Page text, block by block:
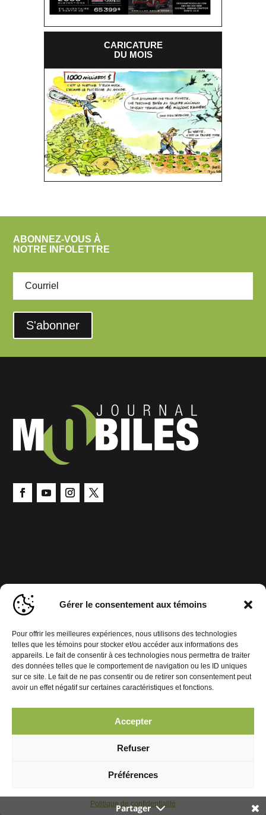
Gérer le consentement aux témoins
Pour offrir les meilleures expériences, nous utilisons des technologies
telles que les témoins pour stocker et/ou accéder aux informations des
appareils. Le fait de consentir à ces technologies nous permettra de traiter
des données telles que le comportement de navigation ou les ID uniques
sur ce site. Le fait de ne pas consentir ou de retirer son consentement peut
avoir un effet négatif sur certaines caractéristiques et fonctions.
Accepter
Refuser
Préférences
Politique de confidentialité
CARICATURE
DU MOIS
ABONNEZ-VOUS À
NOTRE INFOLETTRE
S'abonner
Gérer le consentement aux témoins
© 2026 Journal Mobiles. Tous droits réservés. | Réalisation :
Partager